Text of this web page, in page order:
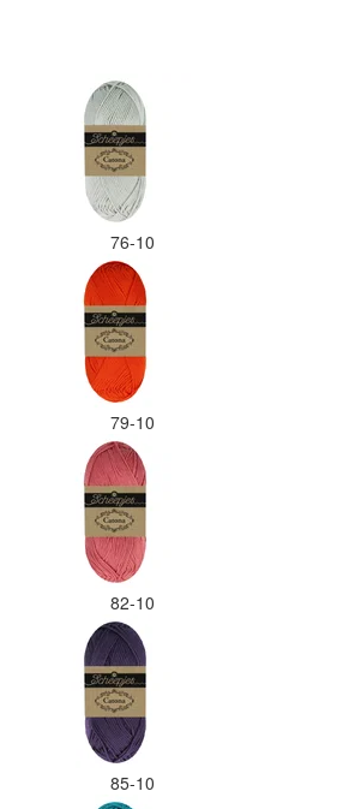
kleuren apart in te pakken met
een sticker welke kleur het is?
Desondanks zou ik deze shop
zeker wel aanbevelen wat betreft
de viltwol. Goede prijs/kwaliteit
verhouding.
76-10
79-10
82-10
85-10